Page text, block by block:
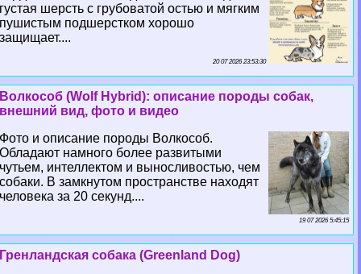
густая шерсть с грубоватой остью и мягким
пушистым подшерстком хорошо
защищает....
20 07 2026 23:53:30
Волкособ (Wolf Hybrid): описание породы собак,
внешний вид, фото и видео
Фото и описание породы Волкособ.
Обладают намного более развитыми
чутьем, интеллектом и выносливостью, чем
собаки. В замкнутом прострaнcтве находят
человека за 20 секунд....
19 07 2026 5:45:15
Гренландская собака (Greenland Dog)